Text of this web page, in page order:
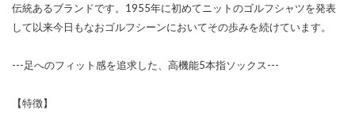
伝統あるブランドです。1955年に初めてニットのゴルフシャツを発表
して以来今日もなおゴルフシーンにおいてその歩みを続けています。
---足へのフィット感を追求した、高機能5本指ソックス---
【特徴】